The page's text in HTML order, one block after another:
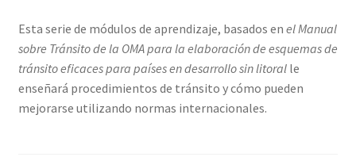
Esta serie de módulos de aprendizaje, basados en el Manual
sobre Tránsito de la OMA para la elaboración de esquemas de
tránsito eficaces para países en desarrollo sin litoralle
enseñará procedimientos de tránsito y cómo pueden
mejorarse utilizando normas internacionales.